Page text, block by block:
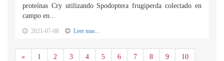
proteínas Cry utilizando Spodoptera frugiperda colectado en
campo en...
2021-07-08 Leer mas...
«Anterior
1 2 3 4 5 6 7 8 9 10